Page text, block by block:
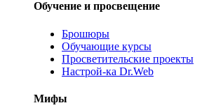
Обучение и просвещение
Брошюры
Обучающие курсы
Просветительские проекты
Настрой-ка Dr.Web
Мифы